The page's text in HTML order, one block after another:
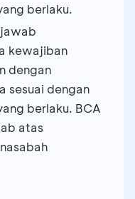
berlaku.
kewajiban
dengan
sesuai dengan
berlaku. BCA
atas